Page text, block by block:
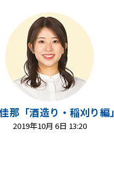
ウンサー
ト
ース
那「酒造り・稲刈り編」
2019年10月 6日 13:20